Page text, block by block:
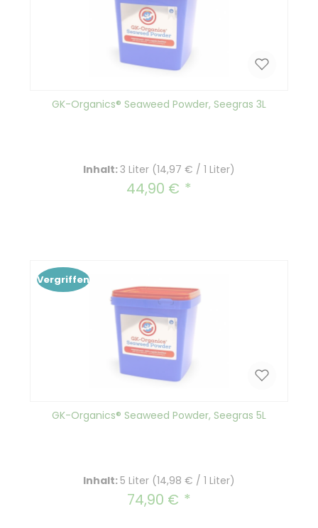
GK-Organics® Seaweed Powder, Seegras 3L
Inhalt:3 Liter (14,97 € / 1 Liter)
Regulärer Preis:
44,90 €
Vergriffen
GK-Organics® Seaweed Powder, Seegras 5L
Inhalt:5 Liter (14,98 € / 1 Liter)
Regulärer Preis:
74,90 €